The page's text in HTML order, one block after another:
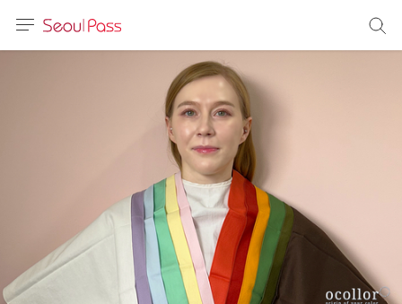
文 (台灣)